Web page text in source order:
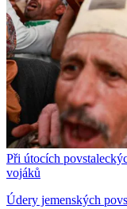
Při útocích
vojáků
Údery jemenských